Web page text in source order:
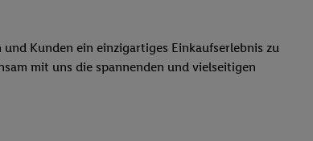
Kunden ein einzigartiges Einkaufserlebnis zu
mit uns die spannenden und vielseitigen